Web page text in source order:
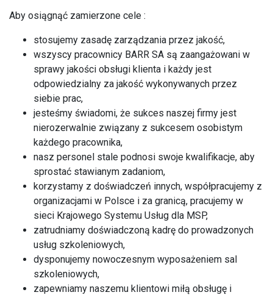
Aby osiągnąć zamierzone cele :
stosujemy zasadę zarządzania przez jakość,
wszyscy pracownicy BARR SA są zaangażowani w
sprawy jakości obsługi klienta i każdy jest
odpowiedzialny za jakość wykonywanych przez
siebie prac,
jesteśmy świadomi, że sukces naszej firmy jest
nierozerwalnie związany z sukcesem osobistym
każdego pracownika,
nasz personel stale podnosi swoje kwalifikacje, aby
sprostać stawianym zadaniom,
korzystamy z doświadczeń innych, współpracujemy z
organizacjami w Polsce i za granicą, pracujemy w
sieci Krajowego Systemu Usług dla MSP,
zatrudniamy doświadczoną kadrę do prowadzonych
usług szkoleniowych,
dysponujemy nowoczesnym wyposażeniem sal
szkoleniowych,
zapewniamy naszemu klientowi miłą obsługę i